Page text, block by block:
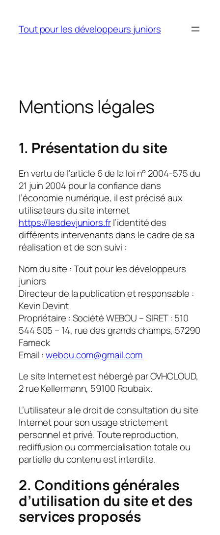
contenu
Tout pour les développeurs juniors
Mentions légales
1. Présentation du site
En vertu de l’article 6 de la loi n° 2004-575 du
21 juin 2004 pour la confiance dans
l’économie numérique, il est précisé aux
utilisateurs du site internet
https://lesdevjuniors.frl’identité des
différents intervenants dans le cadre de sa
réalisation et de son suivi :
Nom du site : Tout pour les développeurs
juniors
Directeur de la publication et responsable :
Kevin Devint
Propriétaire : Société WEBOU – SIRET : 510
544 505 – 14, rue des grands champs, 57290
Fameck
Email :webou.com@gmail.com
Le site Internet est hébergé par OVHCLOUD,
2 rue Kellermann, 59100 Roubaix.
L’utilisateur a le droit de consultation du site
Internet pour son usage strictement
personnel et privé. Toute reproduction,
rediffusion ou commercialisation totale ou
partielle du contenu est interdite.
2. Conditions générales
d’utilisation du site et des
services proposés